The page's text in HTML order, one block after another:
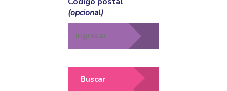
(opcional)
Buscar